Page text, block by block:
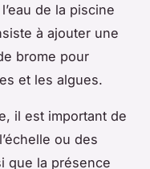
de la piscine
à ajouter une
brome pour
et les algues.
il est important de
ou des
que la présence